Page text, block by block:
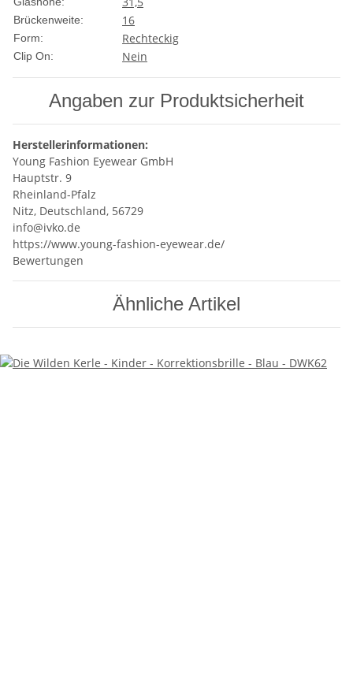
Brückenweite: 16
Form: Rechteckig
Clip On: Nein
Angaben zur Produktsicherheit
Herstellerinformationen:
Young Fashion Eyewear GmbH
Hauptstr. 9
Rheinland-Pfalz
Nitz, Deutschland, 56729
info@ivko.de
https://www.young-fashion-eyewear.de/
Bewertungen
Ähnliche Artikel